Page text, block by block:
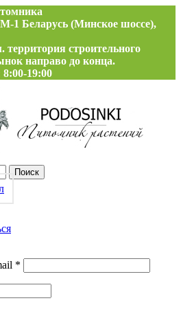
1 Беларусь (Минское шоссе),
территория строительного
направо до конца.
19:00
Поиск
*